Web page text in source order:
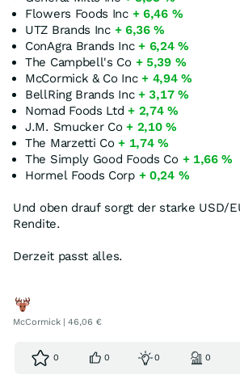
Flowers Foods Inc + 6,46 %
UTZ Brands Inc + 6,36 %
ConAgra Brands Inc+ 6,24 %
The Campbell's Co + 5,39 %
McCormick & Co Inc+ 4,94 %
BellRing Brands Inc + 3,17 %
Nomad Foods Ltd+ 2,74 %
J.M. Smucker Co+ 2,10 %
The Marzetti Co+ 1,74 %
The Simply Good Foods Co + 1,66 %
Hormel Foods Corp + 0,24 %
Und oben drauf sorgt der starke USD/
Rendite.
Derzeit passt alles.
McCormick | 46,06 €
0 0 0 0